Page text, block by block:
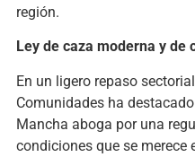
región.
Ley de caza moderna y de
En un ligero repaso
Comunidades ha
Mancha aboga por una
condiciones que se merece